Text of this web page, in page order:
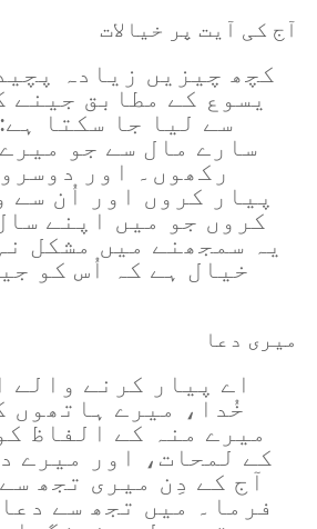
آج کی آیت پر خیالات
کچھ چیزیں زیادہ
یسوع کے مطابق جینے
سے لیا جا سکتا
سارے مال سے جو
رکھوں۔ اور
پیار کروں اور اُن سے
کروں جو میں اپنے
یہ سمجھنے میں مشکل
خیال ہے کہ اُس کو
میری دعا
اے پیار کرنے والے
خُدا، میرے ہاتھوں
میرے منہ کے الفاظ
کے لمحات، اور میرے
آج کے دِن میری تجھ
فرما۔ میں تجھ سے